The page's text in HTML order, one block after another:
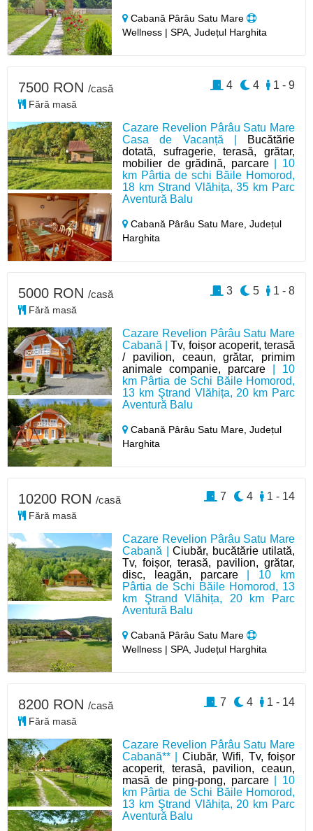
Cabană Pârâu Satu Mare
Wellness | SPA, Județul Harghita
Cazare Revelion Pârâu Satu Mare
Casa de Vacanță |
Bucătărie
dotată, sufragerie, terasă, grătar,
mobilier de grădină, parcare| 10
km Pârtia de schi Băile Homorod,
18 km Ștrand Vlăhița, 35 km Parc
Aventură Balu
Cabană Pârâu Satu Mare,Județul
Harghita
7500 RON /casă
Fără masă
1 - 9
4
4
Cazare Revelion Pârâu Satu Mare
Cabană |Tv, foișor acoperit, terasă
/ pavilion, ceaun, grătar, primim
animale companie, parcare | 10
km Pârtia de Schi Băile Homorod,
13 km Ştrand Vlăhița, 20 km Parc
Aventură Balu
Cabană Pârâu Satu Mare,Județul
Harghita
5000 RON /casă
Fără masă
1 - 8
5
3
Cazare Revelion Pârâu Satu Mare
Cabană |Ciubăr, bucătărie utilată,
Tv, foișor, terasă, pavilion, grătar,
disc, leagăn, parcare| 10 km
Pârtia de Schi Băile Homorod, 13
km Ştrand Vlăhița, 20 km Parc
Aventură Balu
Cabană Pârâu Satu Mare
Wellness | SPA, Județul Harghita
10200 RON /casă
Fără masă
1 - 14
4
7
Cazare Revelion Pârâu Satu Mare
Cabană** | Ciubăr, Wifi, Tv, foișor
acoperit, terasă, pavilion, ceaun,
masă de ping-pong, parcare| 10
km Pârtia de Schi Băile Homorod,
13 km Ştrand Vlăhița, 20 km Parc
Aventură Balu
8200 RON /casă
Fără masă
1 - 14
4
7